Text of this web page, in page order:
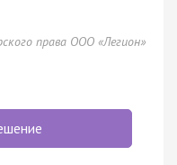
права ООО «Легион»